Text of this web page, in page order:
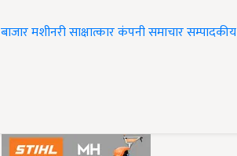
बाजारमशीनरीसाक्षात्कारकंपनी समाचारसम्पादकीय